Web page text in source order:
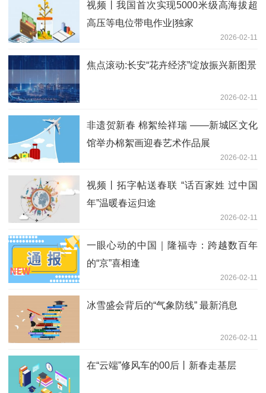
视频丨我国首次实现5000米级高海拔超
高压等电位带电作业|独家
2026-02-11
焦点滚动:长安“花卉经济”绽放振兴新图景
2026-02-11
非遗贺新春 棉絮绘祥瑞 ——新城区文化
馆举办棉絮画迎春艺术作品展
2026-02-11
视频丨拓字帖送春联 “话百家姓 过中国
年”温暖春运归途
2026-02-11
一眼心动的中国｜隆福寺：跨越数百年
的“京”喜相逢
2026-02-11
冰雪盛会背后的“气象防线” 最新消息
2026-02-11
在“云端”修风车的00后丨新春走基层